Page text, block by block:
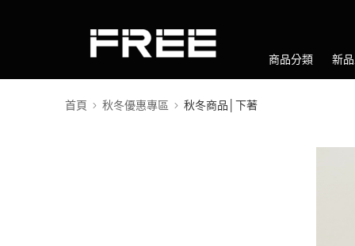
商品分類 新
首頁 秋冬優惠專區 秋冬商品│下著